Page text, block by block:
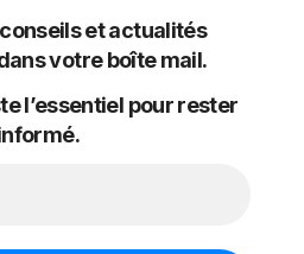
et actualités
votre boîte mail.
l’essentiel pour rester